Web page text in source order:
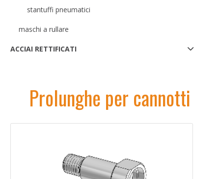
stantuffi pneumatici
maschi a rullare
ACCIAI RETTIFICATI
Prolunghe per cannotti